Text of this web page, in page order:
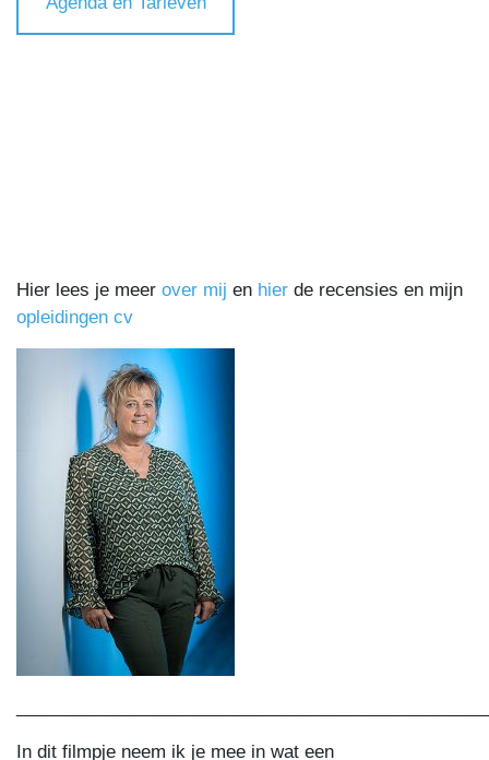
Hier lees je meer over mij en hier de recensies en mijn
opleidingen cv
In dit filmpje neem ik je mee in wat een